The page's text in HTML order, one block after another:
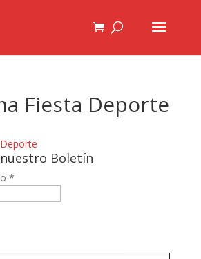
Fiesta Deporte
Boletín
*